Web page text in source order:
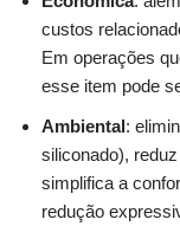
custos
Em operações
esse item pode
Ambiental:
siliconado),
simplifica a
redução